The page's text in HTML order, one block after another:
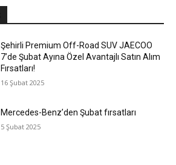
Şehirli Premium Off-Road SUV JAECOO
7’de Şubat Ayına Özel Avantajlı Satın Alım
Fırsatları!
16 Şubat 2025
Mercedes-Benz’den Şubat fırsatları
5 Şubat 2025